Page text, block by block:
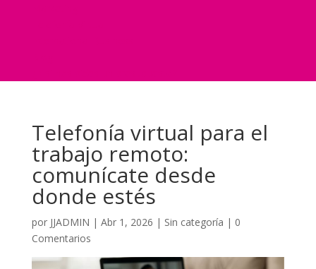
Telefonía virtual para el
trabajo remoto:
comunícate desde
donde estés
por JJADMIN | Abr 1, 2026 | Sin categoría | 0
Comentarios